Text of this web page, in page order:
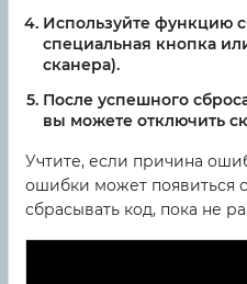
Используйте функцию
специальная кнопка
сканера).
После успешного
вы можете отключить
Учтите, если причина
ошибки может появиться
сбрасывать код, пока не